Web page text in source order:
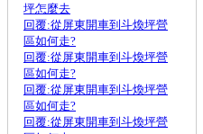
坪怎麼去
回覆:從屏東開車到斗煥坪營
區如何走?
回覆:從屏東開車到斗煥坪營
區如何走?
回覆:從屏東開車到斗煥坪營
區如何走?
回覆:從屏東開車到斗煥坪營